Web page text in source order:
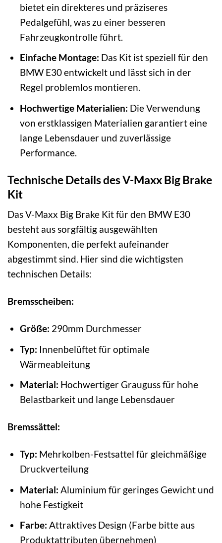
bietet ein direkteres und präziseres
Pedalgefühl, was zu einer besseren
Fahrzeugkontrolle führt.
Einfache Montage: Das Kit ist speziell für den
BMW E30 entwickelt und lässt sich in der
Regel problemlos montieren.
Hochwertige Materialien: Die Verwendung
von erstklassigen Materialien garantiert eine
lange Lebensdauer und zuverlässige
Performance.
Technische Details des V-Maxx Big Brake
Kit
Das V-Maxx Big Brake Kit für den BMW E30
besteht aus sorgfältig ausgewählten
Komponenten, die perfekt aufeinander
abgestimmt sind. Hier sind die wichtigsten
technischen Details:
Bremsscheiben:
Größe: 290mm Durchmesser
Typ: Innenbelüftet für optimale
Wärmeableitung
Material: Hochwertiger Grauguss für hohe
Belastbarkeit und lange Lebensdauer
Bremssättel:
Typ: Mehrkolben-Festsattel für gleichmäßige
Druckverteilung
Material: Aluminium für geringes Gewicht und
hohe Festigkeit
Farbe: Attraktives Design (Farbe bitte aus
Produktattributen übernehmen)